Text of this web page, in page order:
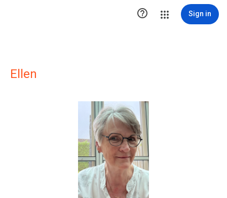
 Sign in
Ellen